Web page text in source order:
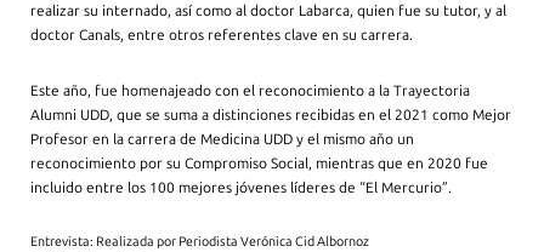
realizar su internado, así como al doctor Labarca, quien fue su tutor, y al
doctor Canals, entre otros referentes clave en su carrera.
Este año, fue homenajeado con el reconocimiento a la Trayectoria
Alumni UDD, que se suma a distinciones recibidas en el 2021 como Mejor
Profesor en la carrera de Medicina UDD y el mismo año un
reconocimiento por su Compromiso Social, mientras que en 2020 fue
incluido entre los 100 mejores jóvenes líderes de “El Mercurio”.
Entrevista: Realizada por Periodista Verónica Cid Albornoz